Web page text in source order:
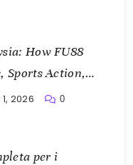
How FU88
Sports Action,
2026 0
per i